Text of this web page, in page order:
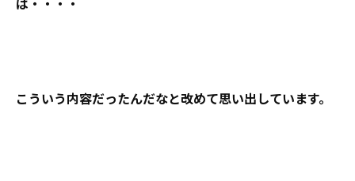
こういう内容だったんだなと改めて思い出しています。